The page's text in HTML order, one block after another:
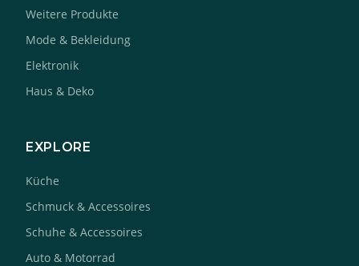
Weitere Produkte
Mode & Bekleidung
Elektronik
Haus & Deko
EXPLORE
Küche
Schmuck & Accessoires
Schuhe & Accessoires
Auto & Motorrad